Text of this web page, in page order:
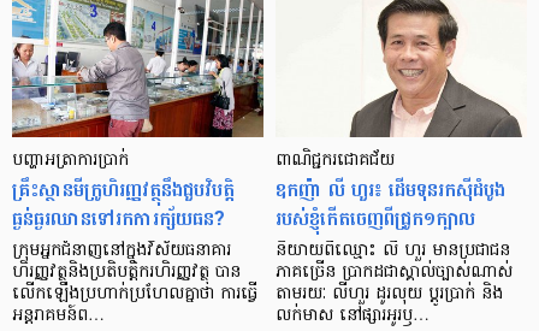
បញ្ហា​អត្រា​ការប្រាក់
គ្រឹះស្ថាន​មីក្រូ​ហិរញ្ញវត្ថុ​នឹង​ជួប​វិបត្តិ​
ធ្ងន់ធ្ងរ​ឈាន​ទៅ​រក​ការ​ក្ស័យធន?
ក្រុម​អ្នក​ជំនាញ​នៅ​ក្នុង​វិស័យ​ធនាគារ
ហិរញ្ញវត្ថុ​និង​ប្រតិបត្តិករ​ហិរញ្ញ​វត្ថុ បាន​​
លើក​ឡើង​ប្រហាក់​ប្រហែល​គ្នា​ថា ការ​ធ្វើ​
អន្តរាគមន៍​ព…
ពាណិជ្ជករជោគជ័យ
ឧកញ៉ា លី ហួរ៖ ដើមទុនរកស៊ីដំបូង
របស់ខ្ញុំកើតចេញពីជ្រូក១ក្បាល
និយាយ​ពី​ឈ្មោះ លី ហួរ មាន​ប្រជាជន​
ភាគ​ច្រើន ប្រាកដ​ជា​ស្គាល់​ច្បាស់​ណាស់
តាមរយៈ លីហួរ ដូរ​លុយ ប្តូរ​បា្រក់ និង​
លក់​មាស នៅ​ផ្សារ​អូរ​ឫ…